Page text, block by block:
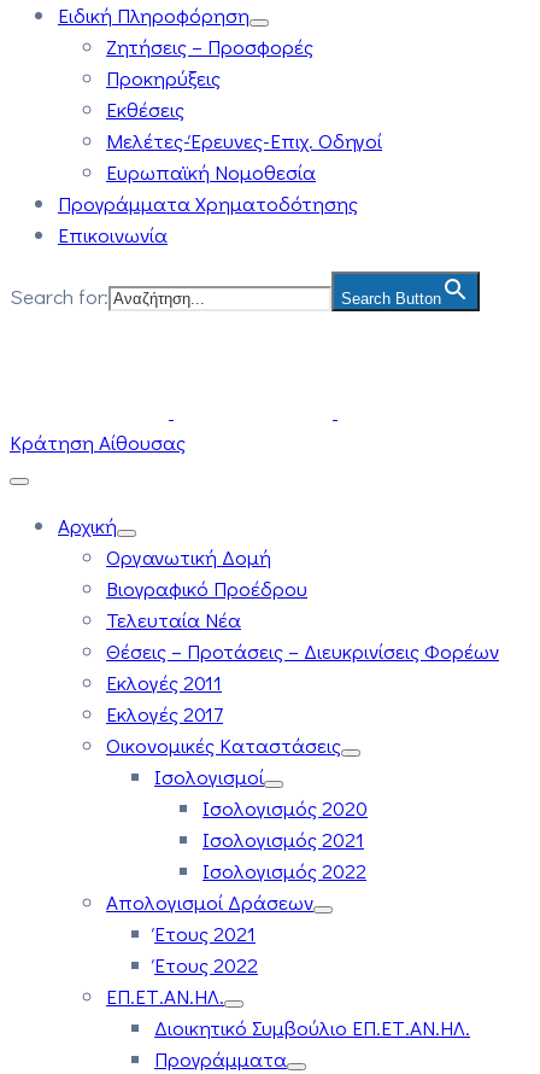
Ειδική Πληροφόρηση
Ζητήσεις – Προσφορές
Προκηρύξεις
Εκθέσεις
Μελέτες-Έρευνες-Επιχ. Οδηγοί
Ευρωπαϊκή Νομοθεσία
Προγράμματα Χρηματοδότησης
Επικοινωνία
Search for: Search Button
Κράτηση Αίθουσας
Αρχική
Οργανωτική Δομή
Βιογραφικό Προέδρου
Τελευταία Νέα
Θέσεις – Προτάσεις – Διευκρινίσεις Φορέων
Εκλογές 2011
Εκλογές 2017
Οικονομικές Καταστάσεις
Ισολογισμοί
Ισολογισμός 2020
Ισολογισμός 2021
Ισολογισμός 2022
Απολογισμοί Δράσεων
Έτους 2021
Έτους 2022
ΕΠ.ΕΤ.ΑΝ.ΗΛ.
Διοικητικό Συμβούλιο ΕΠ.ΕΤ.ΑΝ.ΗΛ.
Προγράμματα